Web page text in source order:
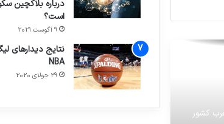
در
درباره بلاکچین
است؟
9 آگوست 2021
نتایج دیدار‌های
NBA
29 جولای 2020